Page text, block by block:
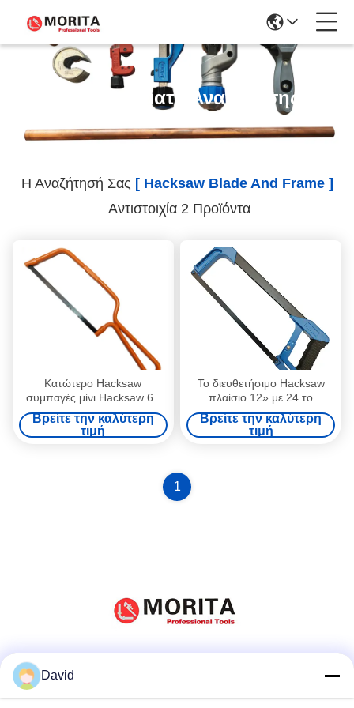
Αποτελέσματα Αναζήτησης
Η Αναζήτησή Σας [ Hacksaw Blade And Frame ]
Αντιστοιχία 2 Προϊόντα
Κατώτερο Hacksaw
συμπαγές μίνι Hacksaw 6»
σκόνη που ντύνεται λήξη μη
της ολίσθησης και της
αντιδιαβρωτικής λεπίδας
Βρείτε την καλύτερη
τιμή
Το διευθετήσιμο Hacksaw
πλαίσιο 12» με 24 το
διμεταλλικό HSS TPI χάλυβα
λεπίδων υψηλής έντασης &
το κράμα Al παρέχει την
Βρείτε την καλύτερη
τιμή
1
David